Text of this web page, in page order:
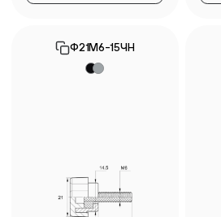
Ф21М6-15ЧН